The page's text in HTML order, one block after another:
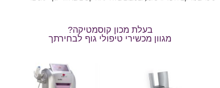
בעלת מכון קוסמטיקה?
מגוון מכשירי טיפולי גוף לבחירתך